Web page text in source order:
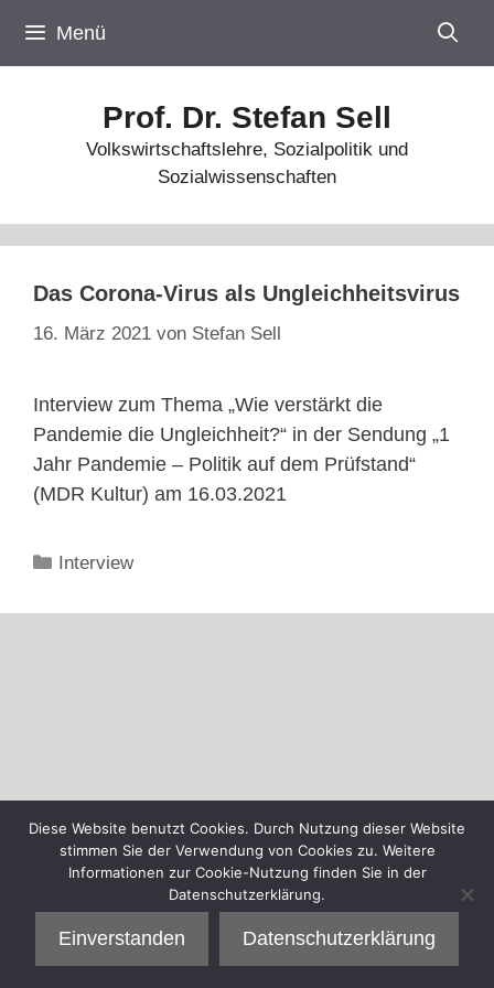
Inhalt
springen
Menü
Prof. Dr. Stefan Sell
Volkswirtschaftslehre, Sozialpolitik und
Sozialwissenschaften
Das Corona-Virus als Ungleichheitsvirus
16. März 2021 von Stefan Sell
Interview zum Thema „Wie verstärkt die
Pandemie die Ungleichheit?“ in der Sendung „1
Jahr Pandemie – Politik auf dem Prüfstand“
(MDR Kultur) am 16.03.2021
Kategorien
Interview
Diese Website benutzt Cookies. Durch Nutzung dieser Website
stimmen Sie der Verwendung von Cookies zu. Weitere
Informationen zur Cookie-Nutzung finden Sie in der
Datenschutzerklärung.
Einverstanden Datenschutzerklärung